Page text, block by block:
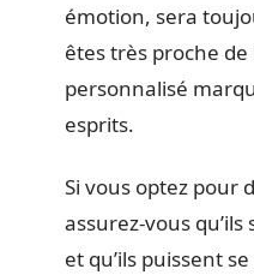
émotion, sera
êtes très proche
personnalisé
esprits.
Si vous optez pour
assurez-vous
et qu’ils puissent